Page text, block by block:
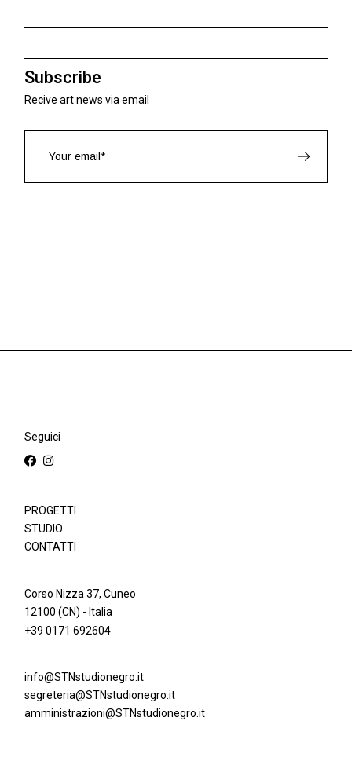
Subscribe
Recive art news via email
Seguici
PROGETTI
STUDIO
CONTATTI
Corso Nizza 37, Cuneo
12100 (CN) - Italia
+39 0171 692604
info@STNstudionegro.it
segreteria@STNstudionegro.it
amministrazioni@STNstudionegro.it